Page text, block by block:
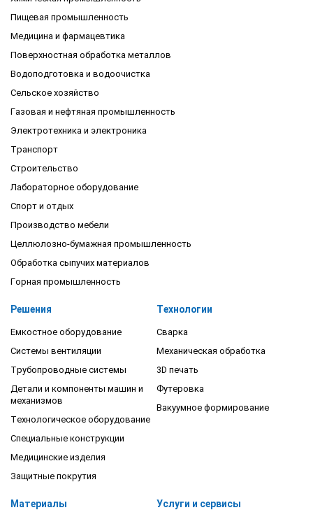
Пищевая промышленность
Медицина и фармацевтика
Поверхностная обработка металлов
Водоподготовка и водоочистка
Сельское хозяйство
Газовая и нефтяная промышленность
Электротехника и электроника
Транспорт
Строительство
Лабораторное оборудование
Спорт и отдых
Производство мебели
Целлюлозно-бумажная промышленность
Обработка сыпучих материалов
Горная промышленность
Решения
Емкостное оборудование
Системы вентиляции
Трубопроводные системы
Детали и компоненты машин и
механизмов
Технологическое оборудование
Специальные конструкции
Медицинские изделия
Защитные покрутия
Технологии
Сварка
Механическая обработка
3D печать
Футеровка
Вакуумное формирование
Материалы Услуги и сервисы